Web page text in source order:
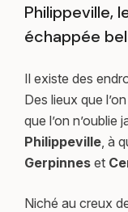
Philippeville,
échappée
Il existe des
Des lieux que
que l’on n’oublie
Philippeville, à
Gerpinneset
Niché au creux